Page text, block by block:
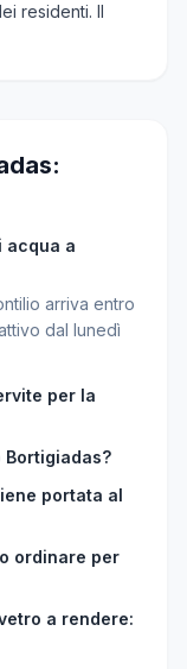
residenti. Il
acqua a
arriva entro
dal lunedì
per la
Bortigiadas?
portata al
ordinare per
a rendere: